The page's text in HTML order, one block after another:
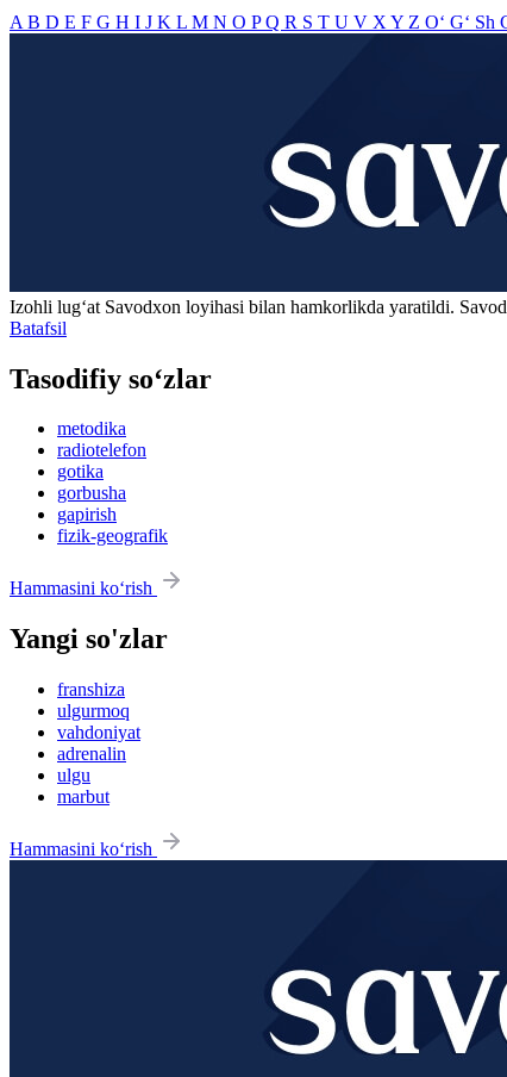
A B D E F G H I J K L M N O PQ R S T U V X Y Z O‘ G‘ Sh
Izohli lugʻat Savodxon loyihasi bilan hamkorlikda yaratildi.
Batafsil
Tasodifiy so‘zlar
metodika
radiotelefon
gotika
gorbusha
gapirish
fizik-geografik
Hammasini ko‘rish
Yangi so'zlar
franshiza
ulgurmoq
vahdoniyat
adrenalin
ulgu
marbut
Hammasini ko‘rish